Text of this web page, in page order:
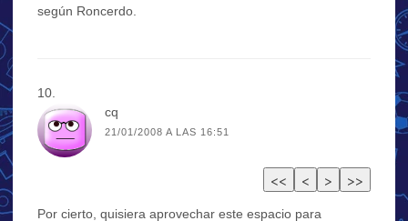
según Roncerdo.
cq
21/01/2008 A LAS 16:51
Por cierto, quisiera aprovechar este espacio para